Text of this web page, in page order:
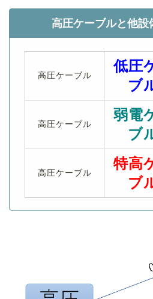
高圧ケーブルと他設
高圧ケーブル
低圧
ブ
高圧ケーブル
弱電
ブ
高圧ケーブル
特高
ブ